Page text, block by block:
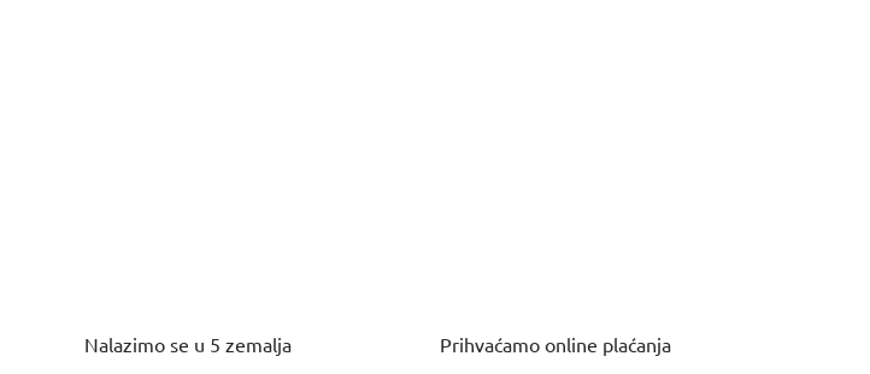
Nalazimo se u 5 zemalja
Prihvaćamo online plaćanja